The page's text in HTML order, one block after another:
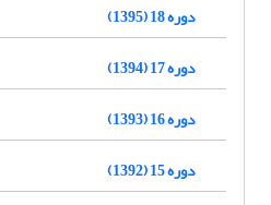
دوره 18 (1395)
دوره 17 (1394)
دوره 16 (1393)
دوره 15 (1392)